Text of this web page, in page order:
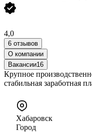
4,0
6 отзывов
О компании
Вакансии16
Крупное
стабильная заработная
Хабаровск
Город